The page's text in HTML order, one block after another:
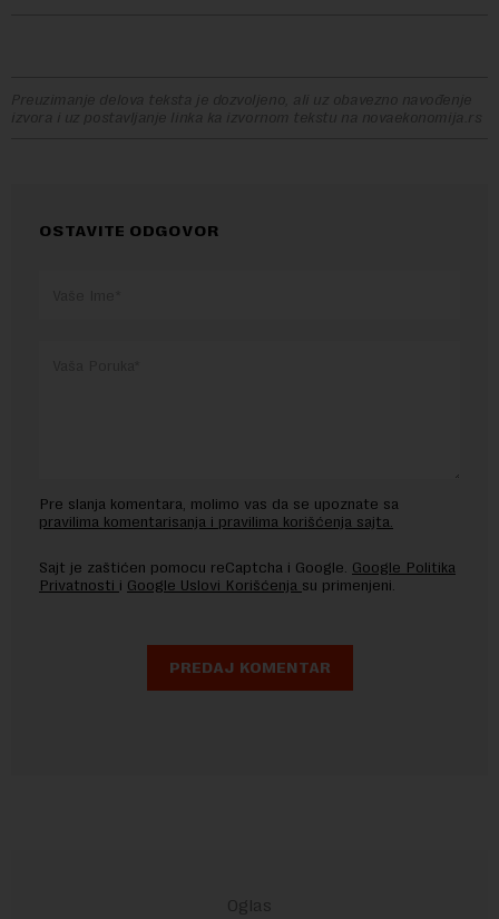
Preuzimanje delova teksta je dozvoljeno, ali uz obavezno navođenje
izvora i uz postavljanje linka ka izvornom tekstu na novaekonomija.rs
OSTAVITE ODGOVOR
Pre slanja komentara, molimo vas da se upoznate sa
pravilima komentarisanja i pravilima korišćenja sajta.
Sajt je zaštićen pomocu reCaptcha i Google. Google Politika
Privatnosti i Google Uslovi Korišćenja su primenjeni.